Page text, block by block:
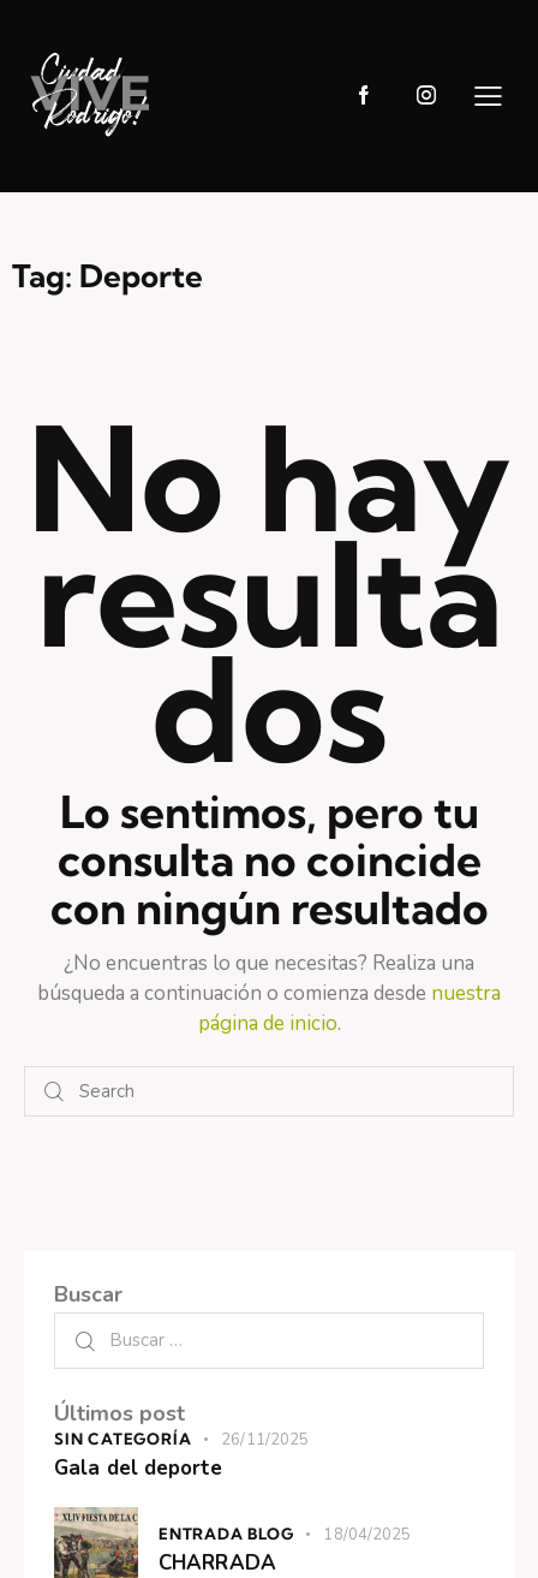
Tag: Deporte
No hay
resulta
dos
Lo sentimos, pero tu
consulta no coincide
con ningún resultado
¿No encuentras lo que necesitas? Realiza una
búsqueda a continuación o comienza desde nuestra
página de inicio.
Buscar
Últimos post
SIN CATEGORÍA 26/11/2025
Gala del deporte
ENTRADA BLOG 18/04/2025
CHARRADA